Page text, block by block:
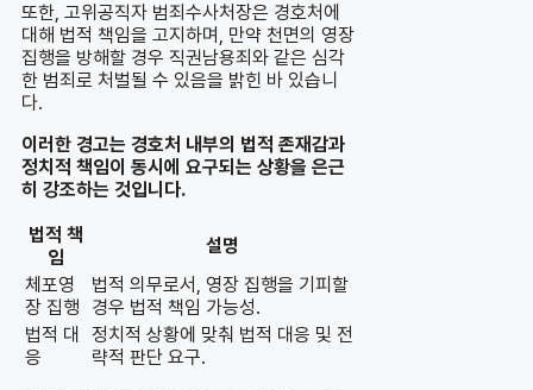
또한, 고위공직자 범죄수사처장은 경호처에
대해 법적 책임을 고지하며, 만약 천면의 영장
집행을 방해할 경우 직권남용죄와 같은 심각
한 범죄로 처벌될 수 있음을 밝힌 바 있습니
다.
이러한 경고는 경호처 내부의 법적 존재감과
정치적 책임이 동시에 요구되는 상황을 은근
히 강조하는 것입니다.
법적 책
임
설명
체포영
장 집행
법적 의무로서, 영장 집행을 기피할
경우 법적 책임 가능성.
법적 대
응
정치적 상황에 맞춰 법적 대응 및 전
략적 판단 요구.